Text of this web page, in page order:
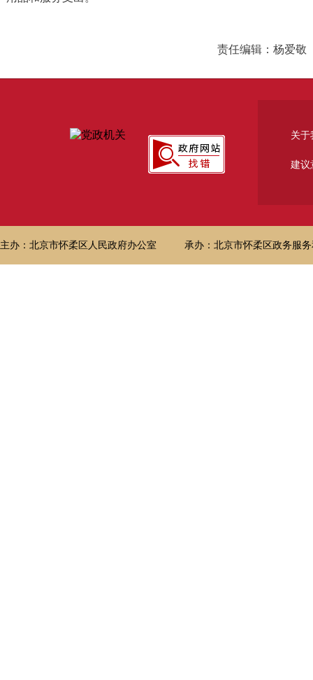
责任编辑：杨爱敬
关于
建议
主办：北京市怀柔区人民政府办公室 承办：北京市怀柔区政务服